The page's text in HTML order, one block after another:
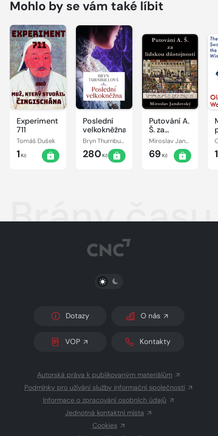
Mohlo by se vám také líbit
Experiment
711
Tomáš Dušek
1 Kč
Poslední
velkokněžna
Bryn Thurnbullová
280Kč
Putování A.
Š. za
lidskou
důstojností
Miroslav Jandovský
69 Kč
Brány času
PŘEPNOUT SVĚTLÝ/TMAVÝ REŽIM
Dotazy O nás
VOP Kontakty
Autorská práva k publikovaným materiálům
Podmínky pro užívání služby informační společnosti
Informace o zpracování osobních údajů
Jednotná kontaktní místa
Cookies